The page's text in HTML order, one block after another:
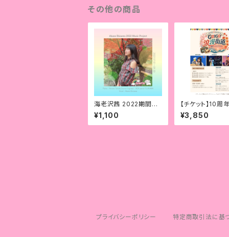
その他の商品
海老沢茜 2022期間限
定Single 【3/4】
¥1,100
【チケット】10周
ーチケット
¥3,850
プライバシーポリシー 特定商取引法に基